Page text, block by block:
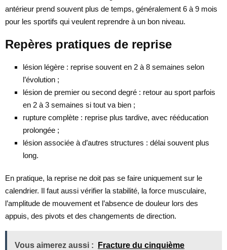
antérieur prend souvent plus de temps, généralement 6 à 9 mois
pour les sportifs qui veulent reprendre à un bon niveau.
Repères pratiques de reprise
lésion légère : reprise souvent en 2 à 8 semaines selon
l’évolution ;
lésion de premier ou second degré : retour au sport parfois
en 2 à 3 semaines si tout va bien ;
rupture complète : reprise plus tardive, avec rééducation
prolongée ;
lésion associée à d’autres structures : délai souvent plus
long.
En pratique, la reprise ne doit pas se faire uniquement sur le
calendrier. Il faut aussi vérifier la stabilité, la force musculaire,
l’amplitude de mouvement et l’absence de douleur lors des
appuis, des pivots et des changements de direction.
Vous aimerez aussi :
Fracture du cinquième